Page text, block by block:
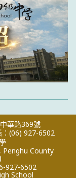
華路369號
：(06) 927-6502
County
927-6502
School